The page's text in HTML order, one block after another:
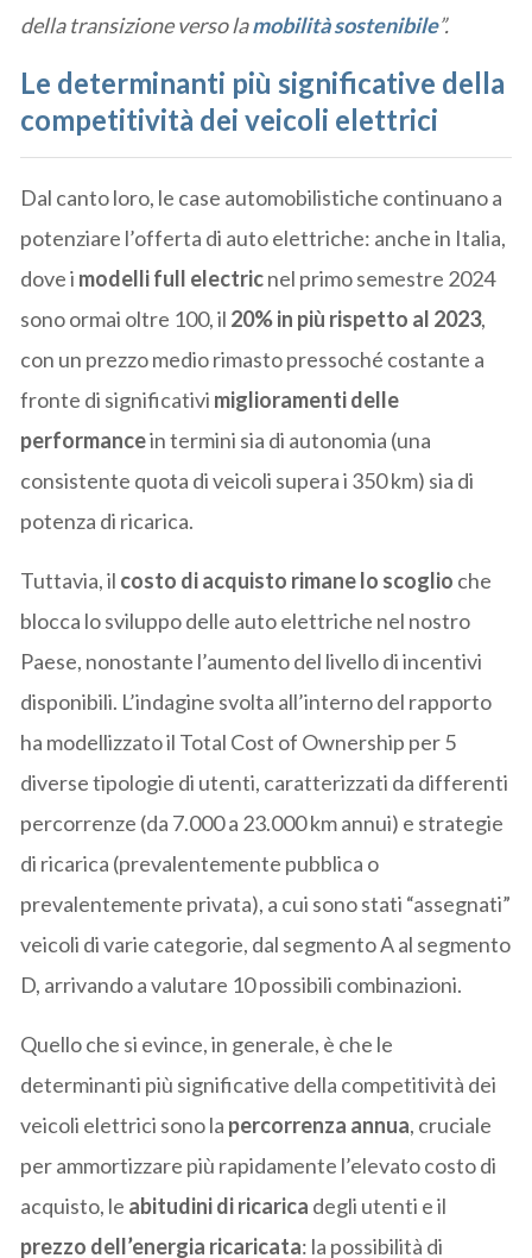
della transizione verso lamobilità sostenibile”.
Le determinanti più significative della
competitività dei veicoli elettrici
Dal canto loro, le case automobilistiche continuano a
potenziare l’offerta di auto elettriche: anche in Italia,
dove i modelli full electricnel primo semestre 2024
sono ormai oltre 100, il 20% in più rispetto al 2023,
con un prezzo medio rimasto pressoché costante a
fronte di significativi miglioramenti delle
performancein termini sia di autonomia (una
consistente quota di veicoli supera i 350 km) sia di
potenza di ricarica.
Tuttavia, il costo di acquisto rimane lo scoglio che
blocca lo sviluppo delle auto elettriche nel nostro
Paese, nonostante l’aumento del livello di incentivi
disponibili. L’indagine svolta all’interno del rapporto
ha modellizzato il Total Cost of Ownership per 5
diverse tipologie di utenti, caratterizzati da differenti
percorrenze (da 7.000 a 23.000 km annui) e strategie
di ricarica (prevalentemente pubblica o
prevalentemente privata), a cui sono stati “assegnati”
veicoli di varie categorie, dal segmento A al segmento
D, arrivando a valutare 10 possibili combinazioni.
Quello che si evince, in generale, è che le
determinanti più significative della competitività dei
veicoli elettrici sono la percorrenza annua, cruciale
per ammortizzare più rapidamente l’elevato costo di
acquisto, le abitudini di ricarica degli utenti e il
prezzo dell’energia ricaricata: la possibilità di